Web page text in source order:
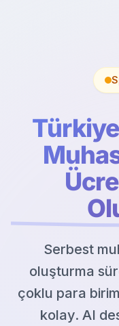
Serbest
oluşturma
çoklu para
kolay. AI